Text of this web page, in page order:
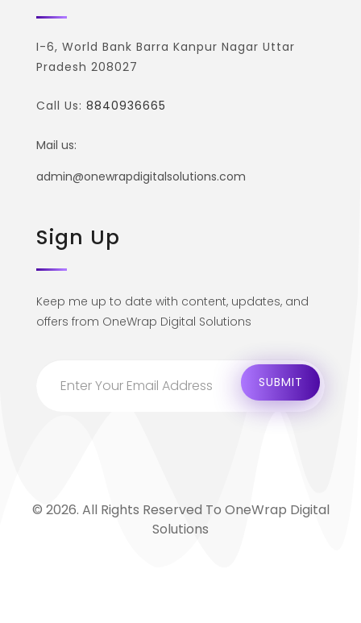
I-6, World Bank Barra Kanpur Nagar Uttar
Pradesh 208027
Call Us: 8840936665
Mail us:
admin@onewrapdigitalsolutions.com
Sign Up
Keep me up to date with content, updates, and
offers from OneWrap Digital Solutions
© 2026. All Rights Reserved To OneWrap Digital
Solutions